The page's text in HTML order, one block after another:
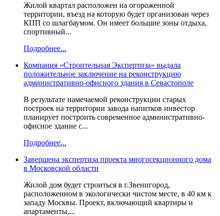
Жилой квартал расположен на огороженной
территории, въезд на которую будет организован через
КПП со шлагбаумом. Он имеет большие зоны отдыха,
спортивный...
Подробнее...
Компания «Строительная Экспертиза» выдала
положительное заключение на реконструкцию
административно-офисного здания в Севастополе
В результате намечаемой реконструкции старых
построек на территории завода напитков инвестор
планирует построить современное административно-
офисное здание с...
Подробнее...
Завершена экспертиза проекта многосекционного дома
в Московской области
Жилой дом будет строиться в г.Звенигород,
расположенном в экологически чистом месте, в 40 км к
западу Москвы. Проект, включающий квартиры и
апартаменты,...